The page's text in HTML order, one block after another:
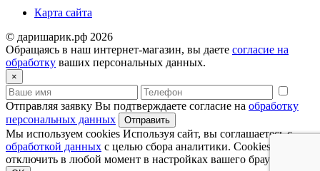
Карта сайта
© даришарик.рф 2026
Обращаясь в наш интернет-магазин, вы даете согласие на
обработку ваших персональных данных.
×
Отправляя заявку Вы подтверждаете согласие на обработку
персональных данных
Отправить
Мы используем cookies Используя сайт, вы соглашаетесь с
обработкой данных с целью сбора аналитики. Cookies можно
отключить в любой момент в настройках вашего браузера.